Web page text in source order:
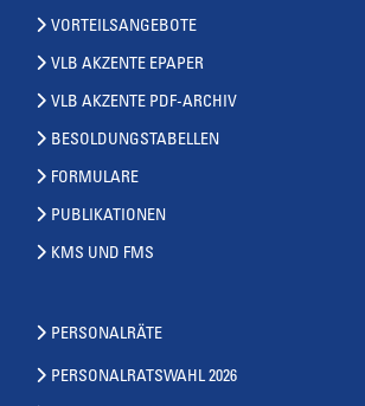
VORTEILSANGEBOTE
VLB AKZENTE EPAPER
VLB AKZENTE PDF-ARCHIV
BESOLDUNGSTABELLEN
FORMULARE
PUBLIKATIONEN
KMS UND FMS
PERSONALRÄTE
PERSONALRATSWAHL 2026